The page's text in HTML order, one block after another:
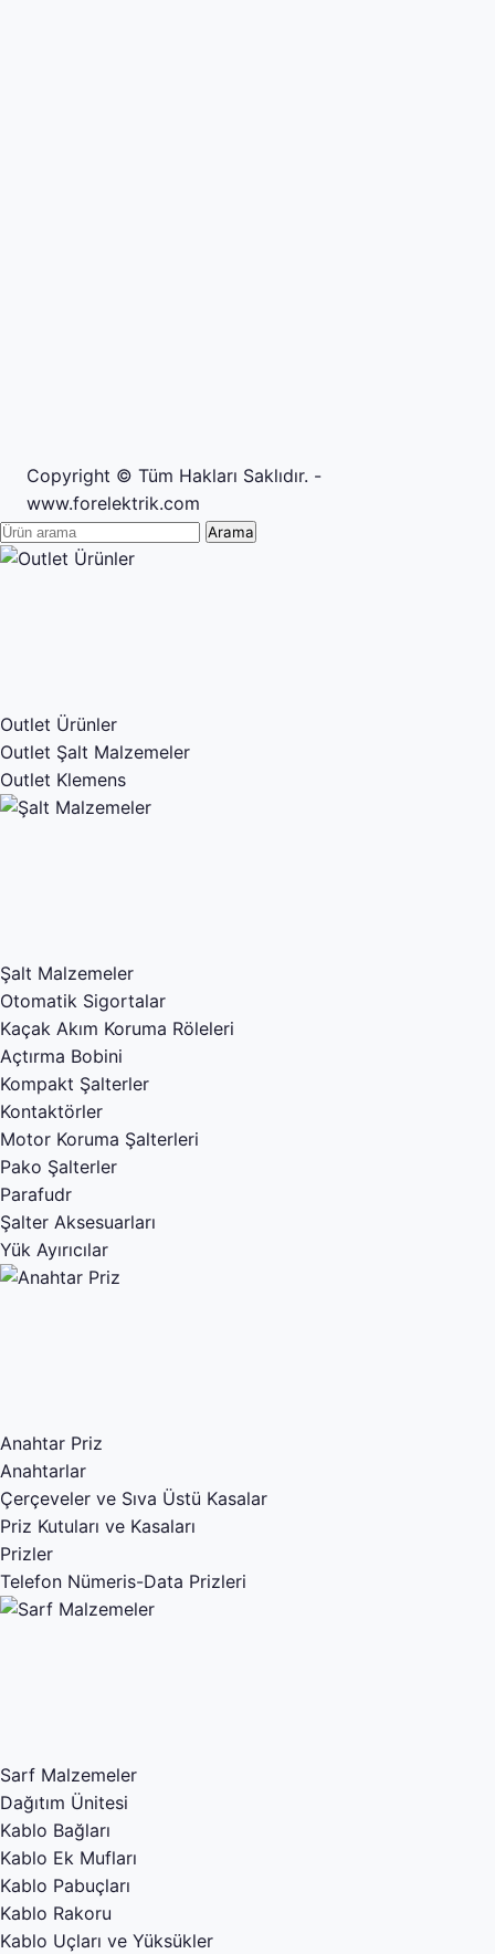
Copyright © Tüm Hakları Saklıdır. -
www.forelektrik.com
Arama
Outlet Ürünler
Outlet Şalt Malzemeler
Outlet Klemens
Şalt Malzemeler
Otomatik Sigortalar
Kaçak Akım Koruma Röleleri
Açtırma Bobini
Kompakt Şalterler
Kontaktörler
Motor Koruma Şalterleri
Pako Şalterler
Parafudr
Şalter Aksesuarları
Yük Ayırıcılar
Anahtar Priz
Anahtarlar
Çerçeveler ve Sıva Üstü Kasalar
Priz Kutuları ve Kasaları
Prizler
Telefon Nümeris-Data Prizleri
Sarf Malzemeler
Dağıtım Ünitesi
Kablo Bağları
Kablo Ek Mufları
Kablo Pabuçları
Kablo Rakoru
Kablo Uçları ve Yüksükler